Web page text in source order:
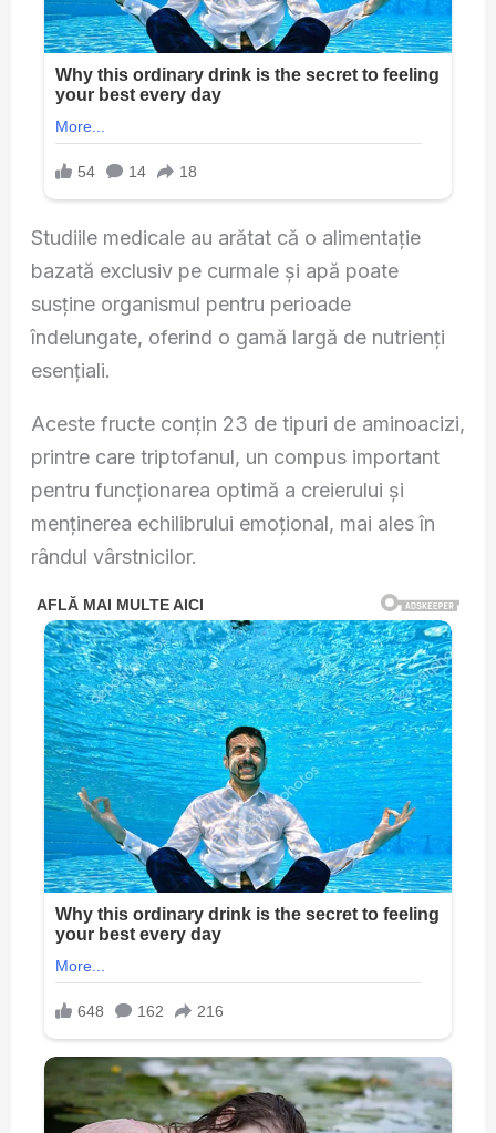
Studiile medicale au arătat că o alimentație
bazată exclusiv pe curmale și apă poate
susține organismul pentru perioade
îndelungate, oferind o gamă largă de nutrienți
esențiali.
Aceste fructe conțin 23 de tipuri de aminoacizi,
printre care triptofanul, un compus important
pentru funcționarea optimă a creierului și
menținerea echilibrului emoțional, mai ales în
rândul vârstnicilor.